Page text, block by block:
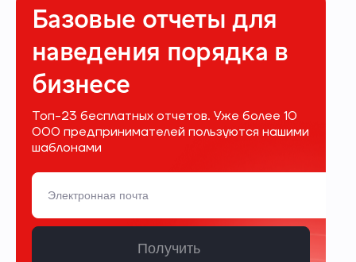
Базовые отчеты для
наведения порядка в
бизнесе
Топ-23 бесплатных отчетов. Уже более 10
000 предпринимателей пользуются нашими
шаблонами
Получить